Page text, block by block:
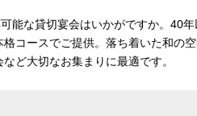
能な貸切宴会はいかがですか。40
コースでご提供。落ち着いた和の
ど大切なお集まりに最適です。